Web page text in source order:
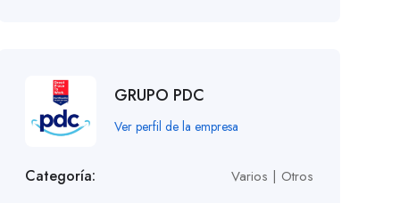
GRUPO PDC
Ver perfil de la empresa
Categoría: Varios | Otros